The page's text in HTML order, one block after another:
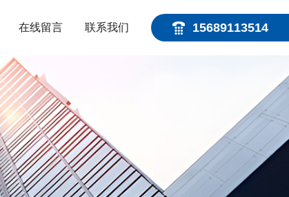
15689113514
在线留言 联系我们